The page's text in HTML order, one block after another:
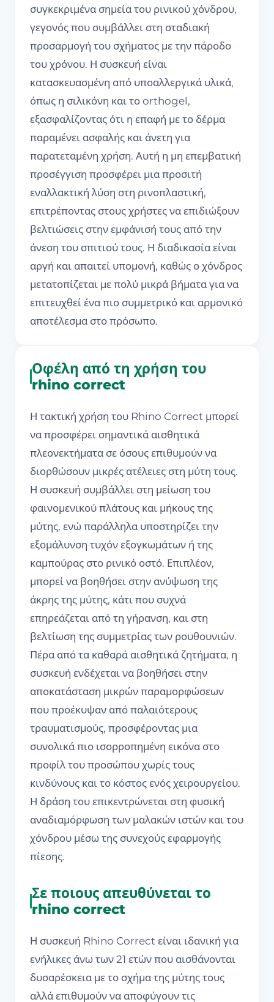
συγκεκριμένα σημεία του ρινικού χόνδρου,
γεγονός που συμβάλλει στη σταδιακή
προσαρμογή του σχήματος με την πάροδο
του χρόνου. Η συσκευή είναι
κατασκευασμένη από υποαλλεργικά υλικά,
όπως η σιλικόνη και το orthogel,
εξασφαλίζοντας ότι η επαφή με το δέρμα
παραμένει ασφαλής και άνετη για
παρατεταμένη χρήση. Αυτή η μη επεμβατική
προσέγγιση προσφέρει μια προσιτή
εναλλακτική λύση στη ρινοπλαστική,
επιτρέποντας στους χρήστες να επιδιώξουν
βελτιώσεις στην εμφάνισή τους από την
άνεση του σπιτιού τους. Η διαδικασία είναι
αργή και απαιτεί υπομονή, καθώς ο χόνδρος
μετατοπίζεται με πολύ μικρά βήματα για να
επιτευχθεί ένα πιο συμμετρικό και αρμονικό
αποτέλεσμα στο πρόσωπο.
Οφέλη από τη χρήση του
rhino correct
Η τακτική χρήση του Rhino Correct μπορεί
να προσφέρει σημαντικά αισθητικά
πλεονεκτήματα σε όσους επιθυμούν να
διορθώσουν μικρές ατέλειες στη μύτη τους.
Η συσκευή συμβάλλει στη μείωση του
φαινομενικού πλάτους και μήκους της
μύτης, ενώ παράλληλα υποστηρίζει την
εξομάλυνση τυχόν εξογκωμάτων ή της
καμπούρας στο ρινικό οστό. Επιπλέον,
μπορεί να βοηθήσει στην ανύψωση της
άκρης της μύτης, κάτι που συχνά
επηρεάζεται από τη γήρανση, και στη
βελτίωση της συμμετρίας των ρουθουνιών.
Πέρα από τα καθαρά αισθητικά ζητήματα, η
συσκευή ενδέχεται να βοηθήσει στην
αποκατάσταση μικρών παραμορφώσεων
που προέκυψαν από παλαιότερους
τραυματισμούς, προσφέροντας μια
συνολικά πιο ισορροπημένη εικόνα στο
προφίλ του προσώπου χωρίς τους
κινδύνους και το κόστος ενός χειρουργείου.
Η δράση του επικεντρώνεται στη φυσική
αναδιαμόρφωση των μαλακών ιστών και του
χόνδρου μέσω της συνεχούς εφαρμογής
πίεσης.
Σε ποιους απευθύνεται το
rhino correct
Η συσκευή Rhino Correct είναι ιδανική για
ενήλικες άνω των 21 ετών που αισθάνονται
δυσαρέσκεια με το σχήμα της μύτης τους
αλλά επιθυμούν να αποφύγουν τις